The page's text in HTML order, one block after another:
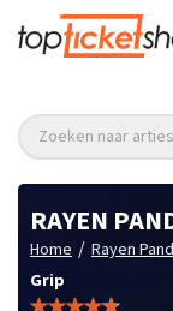
Zoeken naar
RAYEN
Home / Rayen
Grip